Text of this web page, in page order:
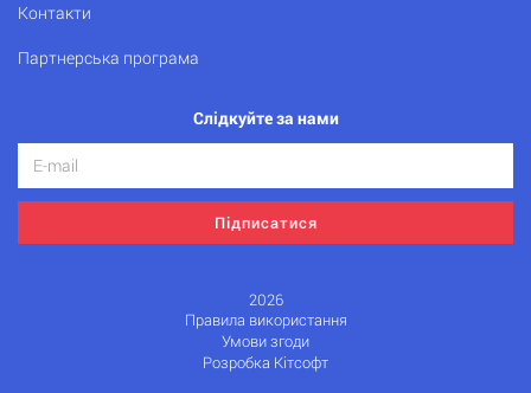
Контакти
Партнерська програма
Слідкуйте за нами
Підписатися
2026
Правила використання
Умови згоди
Розробка Кітсофт